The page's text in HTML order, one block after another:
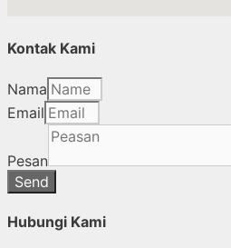
Kontak Kami
Nama
Email
Pesan
Send
Hubungi Kami